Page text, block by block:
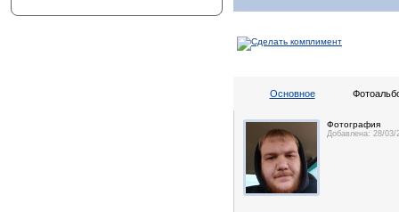
Основное
Фотография
Добавлена: 28/03/